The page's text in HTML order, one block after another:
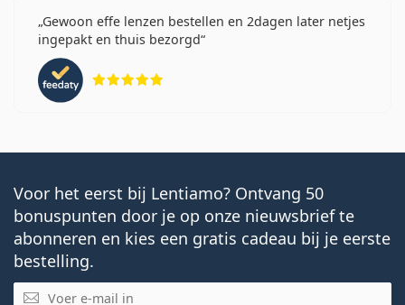
Gewoon effe lenzen bestellen en 2dagen later netjes
ingepakt en thuis bezorgd
Voor het eerst bij Lentiamo? Ontvang 50
bonuspunten door je op onze nieuwsbrief te
abonneren en kies een gratis cadeau bij je eerste
bestelling.
E-mail